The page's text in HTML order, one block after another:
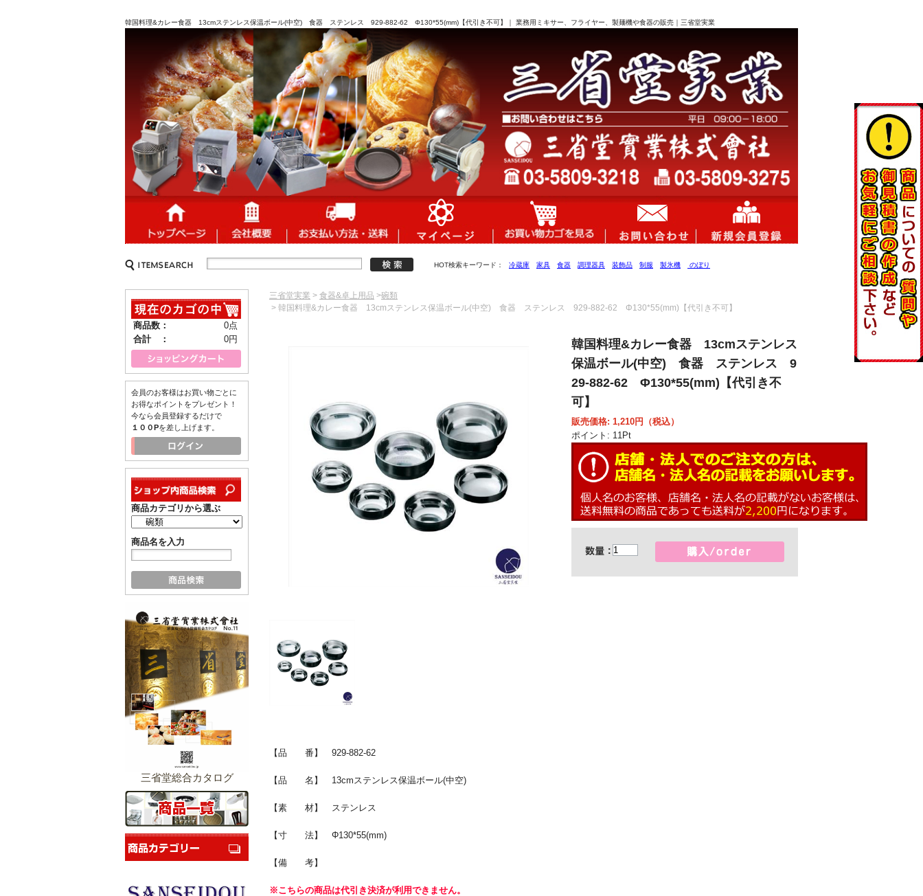
韓国料理&カレー食器 13cmステンレス保温ボール(中空) 食器 ステンレス 929-882-62 Φ130*55(mm)【代引き不可】｜ 業務用ミキサー、フライヤー、製麺機や食器の販売｜三省堂実業
HOT検索キーワード： 冷蔵庫 家具 食器 調理器具 装飾品 制服 製氷機 のぼり
三省堂実業 > 食器&卓上用品 >碗類
> 韓国料理&カレー食器 13cmステンレス保温ボール(中空) 食器 ステンレス 929-882-62 Φ130*55(mm)【代引き不可】
韓国料理&カレー食器 13cmステンレス
保温ボール(中空) 食器 ステンレス 9
29-882-62 Φ130*55(mm)【代引き不
可】
販売価格: 1,210円（税込）
ポイント: 11 Pt
【品 番】 929-882-62
【品 名】 13cmステンレス保温ボール(中空)
【素 材】 ステンレス
【寸 法】 Φ130*55(mm)
【備 考】
※こちらの商品は代引き決済が利用できません。
商品数：
0点
合計 ：
0円
会員のお客様はお買い物ごとに
お得なポイントをプレゼント！
今なら会員登録するだけで
１００Pを差し上げます。
商品カテゴリから選ぶ
商品名を入力
三省堂総合カタログ